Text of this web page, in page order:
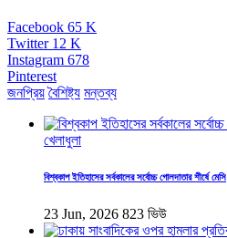
Facebook 65 K
Twitter 12 K
Instagram 678
Pinterest
জনপ্রিয় বৈশিষ্ট্য মন্তব্য
খেলাধুলা
বিশ্বকাপ ইতিহাসের সর্বকালের সর্বোচ্চ গোলদাতার শীর্ষে মেসি
23 Jun, 2026 823 ভিউ